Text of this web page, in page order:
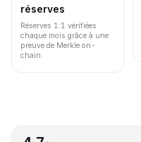
réserves
Réserves 1:1 vérifiées
chaque mois grâce à une
preuve de Merkle on-
chain.